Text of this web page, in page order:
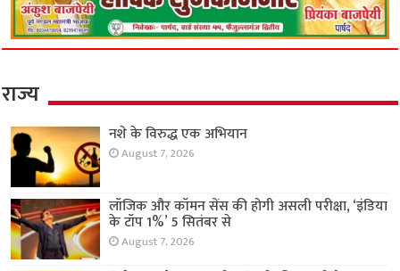
राज्य
नशे के विरुद्ध एक अभियान
August 7, 2026
लॉजिक और कॉमन सेंस की होगी असली परीक्षा, ‘इंडिया
के टॉप 1%’ 5 सितंबर से
August 7, 2026